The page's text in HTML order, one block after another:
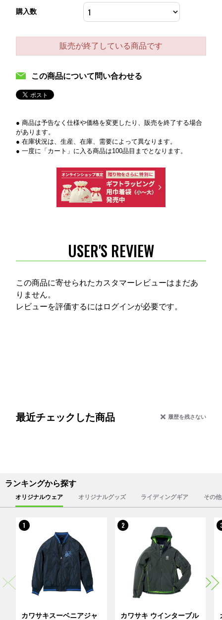
購入数
販売が終了している商品です
この商品について問い合わせる
● 商品は予告なく仕様や価格を変更したり、販売を終了する場合
があります。
● 在庫状況は、生産、在庫、需要によって異なります。
● 一度に「カート」に入る商品は100品目までとなります。
USER'S REVIEW
この商品に寄せられたカスタマーレビューはまだあ
りません。
レビューを評価するには ログインが必要です。
最近チェックした商品 履歴を残さない
ランキングから探す
オリジナルウェア オリジナルグッズ ライディングギア その
1
カワサキスーベニアジャ
2
カワサキ ウインターブル